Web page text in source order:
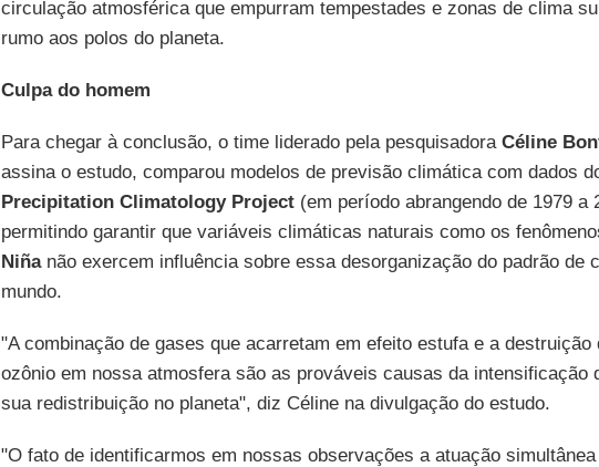
circulação atmosférica que empurram tempestades e zonas de clima
rumo aos polos do planeta.
Culpa do homem
Para chegar à conclusão, o time liderado pela pesquisadora Céline
assina o estudo, comparou modelos de previsão climática com dados
Precipitation Climatology Project(em período abrangendo de 1979 a
permitindo garantir que variáveis climáticas naturais como os
Niñanão exercem influência sobre essa desorganização do padrão de
mundo.
"A combinação de gases que acarretam em efeito estufa e a destruição
ozônio em nossa atmosfera são as prováveis causas da intensificação
sua redistribuição no planeta", diz Céline na divulgação do estudo.
"O fato de identificarmos em nossas observações a atuação